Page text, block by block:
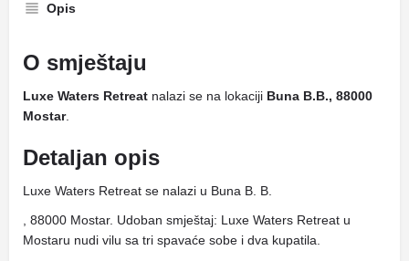
Opis
O smještaju
Luxe Waters Retreat nalazi se na lokaciji Buna B.B., 88000
Mostar.
Detaljan opis
Luxe Waters Retreat se nalazi u Buna B. B.
, 88000 Mostar. Udoban smještaj: Luxe Waters Retreat u
Mostaru nudi vilu sa tri spavaće sobe i dva kupatila.